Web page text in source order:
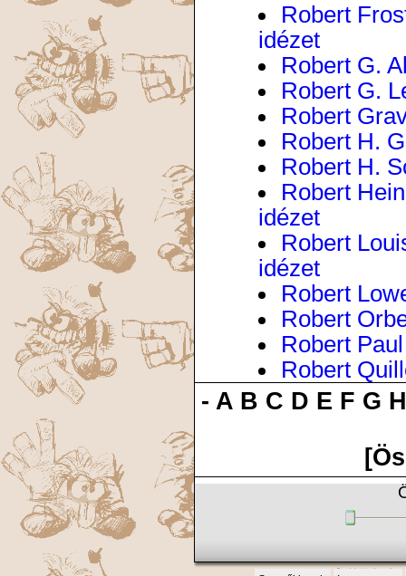
Robert
idézet
Robert G.
Robert G.
Robert
Robert H.
Robert H.
Robert
idézet
Robert
idézet
Robert
Robert
Robert
Robert
-A B C D E F G